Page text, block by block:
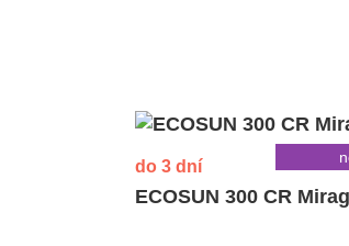
do 3 dní
ECOSUN 300 CR